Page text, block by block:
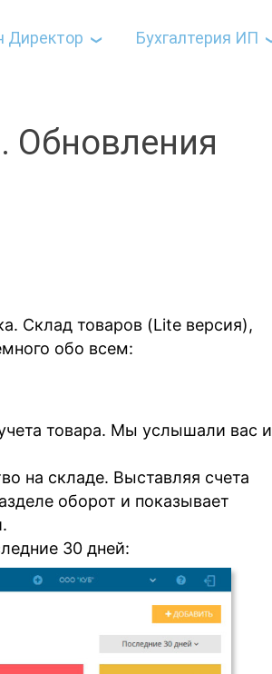
Директор Бухгалтерия ИП
Обновления
Склад товаров (Lite версия),
обо всем:
товара. Мы услышали вас и
на складе. Выставляя счета
оборот и показывает
30 дней: